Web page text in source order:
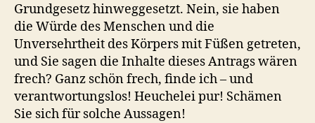
Grundgesetz hinweggesetzt. Nein, sie haben
die Würde des Menschen und die
Unversehrtheit des Körpers mit Füßen getreten,
und Sie sagen die Inhalte dieses Antrags wären
frech? Ganz schön frech, finde ich – und
verantwortungslos! Heuchelei pur! Schämen
Sie sich für solche Aussagen!